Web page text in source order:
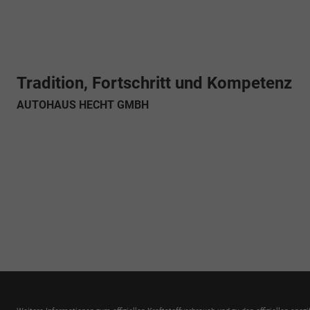
Tradition, Fortschritt und Kompetenz
AUTOHAUS HECHT GMBH